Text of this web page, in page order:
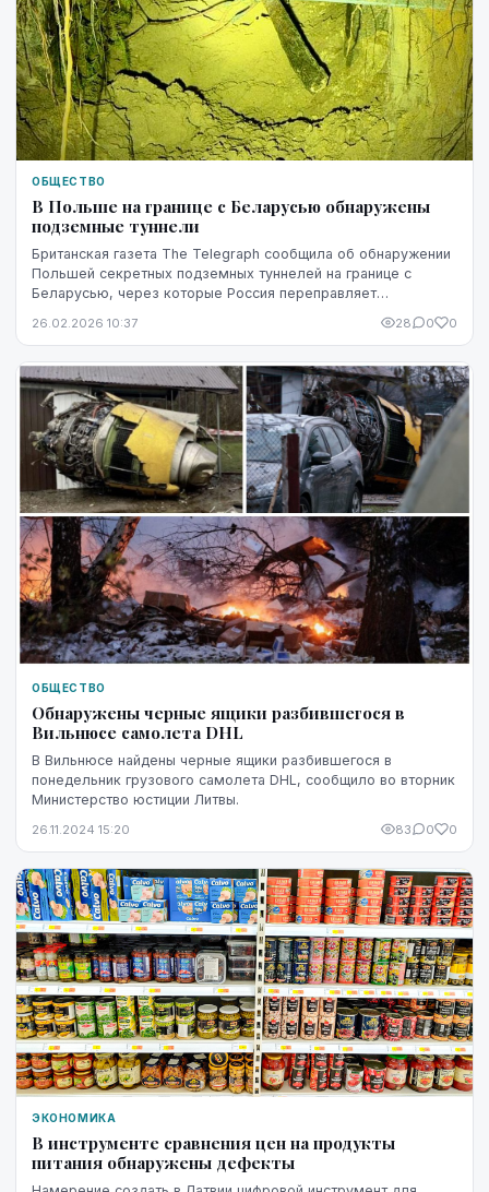
ОБЩЕСТВО
В Польше на границе с Беларусью обнаружены
подземные туннели
Британская газета The Telegraph сообщила об обнаружении
Польшей секретных подземных туннелей на границе с
Беларусью, через которые Россия переправляет
26.02.2026 10:37 28 0 0
ОБЩЕСТВО
Обнаружены черные ящики разбившегося в
Вильнюсе самолета DHL
В Вильнюсе найдены черные ящики разбившегося в
понедельник грузового самолета DHL, сообщило во вторник
Министерство юстиции Литвы.
26.11.2024 15:20 83 0 0
ЭКОНОМИКА
В инструменте сравнения цен на продукты
питания обнаружены дефекты